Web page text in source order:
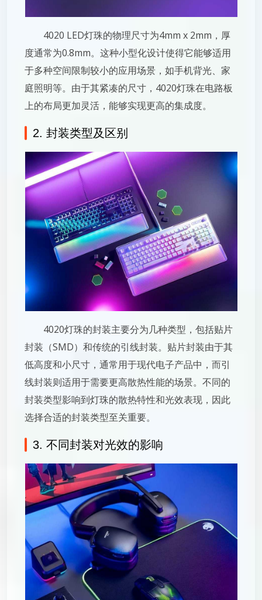
4020 LED灯珠的物理尺寸为4mm x 2mm，厚
度通常为0.8mm。这种小型化设计使得它能够适用
于多种空间限制较小的应用场景，如手机背光、家
庭照明等。由于其紧凑的尺寸，4020灯珠在电路板
上的布局更加灵活，能够实现更高的集成度。
2. 封装类型及区别
4020灯珠的封装主要分为几种类型，包括贴片
封装（SMD）和传统的引线封装。贴片封装由于其
低高度和小尺寸，通常用于现代电子产品中，而引
线封装则适用于需要更高散热性能的场景。不同的
封装类型影响到灯珠的散热特性和光效表现，因此
选择合适的封装类型至关重要。
3. 不同封装对光效的影响